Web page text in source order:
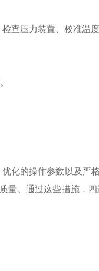
查压力装置、校准温
化的操作参数以及
。通过这些措施，